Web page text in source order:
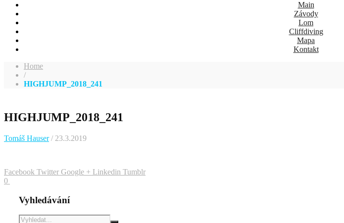
Main
Závody
Lom
Cliffdiving
Mapa
Kontakt
Home
/
HIGHJUMP_2018_241
HIGHJUMP_2018_241
Tomáš Hauser/ 23.3.2019
Facebook Twitter Google + Linkedin Tumblr
0
Vyhledávání